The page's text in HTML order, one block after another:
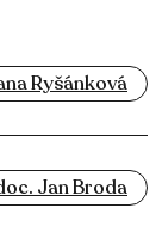
Ryšánková
Jan Broda